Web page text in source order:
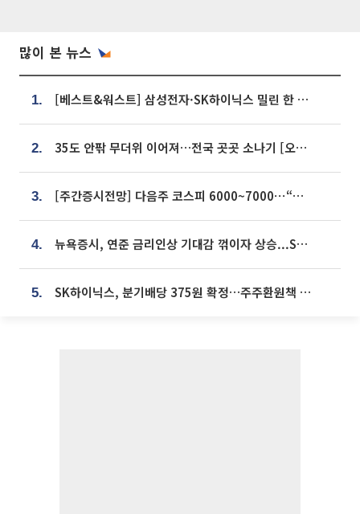
많이 본 뉴스
1. [베스트&워스트] 삼성전자·SK하이닉스 밀린 한 주…상상인증권은 85% 급등
2. 35도 안팎 무더위 이어져…전국 곳곳 소나기 [오늘 날씨]
3. [주간증시전망] 다음주 코스피 6000~7000⋯“外人 수급은 정책이 변수”
4. 뉴욕증시, 연준 금리인상 기대감 꺾이자 상승...S&P500 사상 최고치 [종합]
5. SK하이닉스, 분기배당 375원 확정…주주환원책 9월로 앞당겨 발표